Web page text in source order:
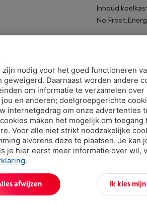
Inhoud
No
€
Of 24
Minder dan
nodig voor het goed functioneren
Daarnaast worden andere
om informatie te verzamelen over
en anderen; doelgroepgerichte
internetgedrag om onze advertenties
maken het mogelijk om toegang
Voor alle niet strikt noodzakelijke
alvorens deze te plaatsen. Je kan
je hier eerst meer informatie over wil,
.
Ik kies
afwijzen